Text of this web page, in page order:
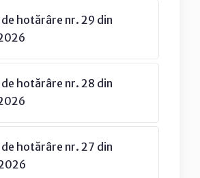
hotărâre nr. 29 din
hotărâre nr. 28 din
hotărâre nr. 27 din